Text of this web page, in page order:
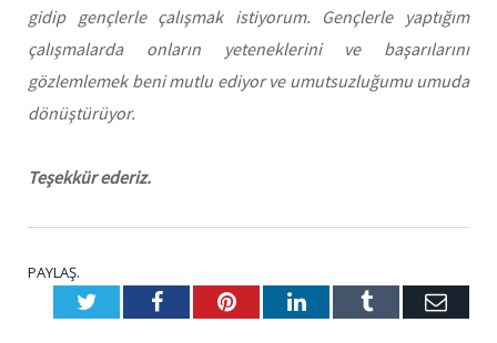
gidip gençlerle çalışmak istiyorum. Gençlerle yaptığım
çalışmalarda onların yeteneklerini ve başarılarını
gözlemlemek beni mutlu ediyor ve umutsuzluğumu umuda
dönüştürüyor.
Teşekkür ederiz.
PAYLAŞ.
TwitterFacebookPinterestLinkedInTumblr E-